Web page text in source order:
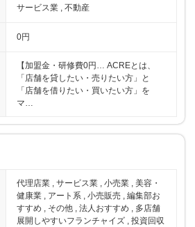
サービス業 , 不動産
0円
【加盟金・研修費0円… ACREとは、
「店舗を貸したい・売りたい方」と
「店舗を借りたい・買いたい方」を
マ…
代理店業 , サービス業 , 小売業 , 美容・
健康業 , アート系 , 小売販売 , 編集部お
すすめ , その他 , 法人おすすめ , 多店舗
展開しやすいフランチャイズ , 投資回収